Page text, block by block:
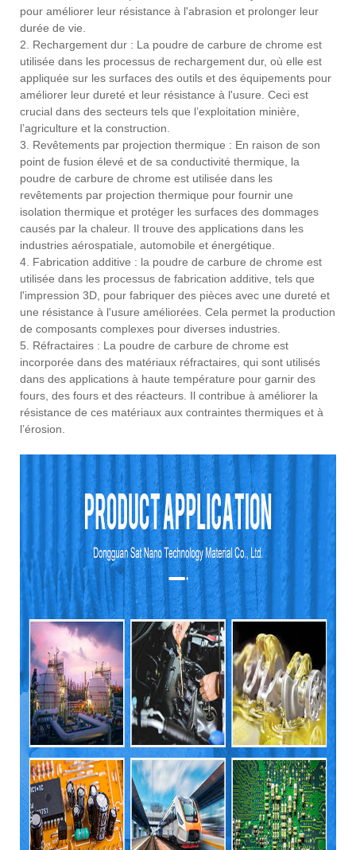
pour améliorer leur résistance à l'abrasion et prolonger leur
durée de vie.
2. Rechargement dur : La poudre de carbure de chrome est
utilisée dans les processus de rechargement dur, où elle est
appliquée sur les surfaces des outils et des équipements pour
améliorer leur dureté et leur résistance à l'usure. Ceci est
crucial dans des secteurs tels que l’exploitation minière,
l’agriculture et la construction.
3. Revêtements par projection thermique : En raison de son
point de fusion élevé et de sa conductivité thermique, la
poudre de carbure de chrome est utilisée dans les
revêtements par projection thermique pour fournir une
isolation thermique et protéger les surfaces des dommages
causés par la chaleur. Il trouve des applications dans les
industries aérospatiale, automobile et énergétique.
4. Fabrication additive : la poudre de carbure de chrome est
utilisée dans les processus de fabrication additive, tels que
l'impression 3D, pour fabriquer des pièces avec une dureté et
une résistance à l'usure améliorées. Cela permet la production
de composants complexes pour diverses industries.
5. Réfractaires : La poudre de carbure de chrome est
incorporée dans des matériaux réfractaires, qui sont utilisés
dans des applications à haute température pour garnir des
fours, des fours et des réacteurs. Il contribue à améliorer la
résistance de ces matériaux aux contraintes thermiques et à
l’érosion.